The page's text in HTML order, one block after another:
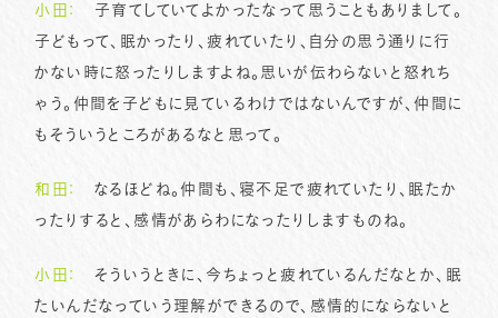
小田：
子育てしていてよかったなって思うこともありまして。
子どもって、眠かったり、疲れていたり、自分の思う通りに行
かない時に怒ったりしますよね。思いが伝わらないと怒れち
ゃう。仲間を子どもに見ているわけではないんですが、仲間に
もそういうところがあるなと思って。
和田：
なるほどね。仲間も、寝不足で疲れていたり、眠たか
ったりすると、感情があらわになったりしますものね。
小田：
そういうときに、今ちょっと疲れているんだなとか、眠
たいんだなっていう理解ができるので、感情的にならないと